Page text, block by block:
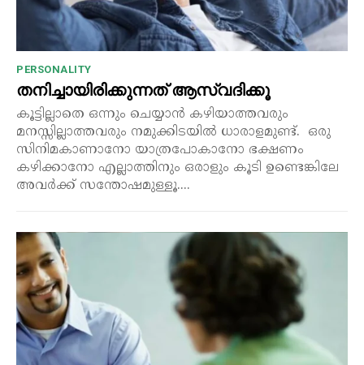
PERSONALITY
തനിച്ചായിരിക്കുന്നത് ആസ്വദിക്കൂ
കൂട്ടില്ലാതെ ഒന്നും ചെയ്യാൻ കഴിയാത്തവരും
മനസ്സില്ലാത്തവരും നമുക്കിടയിൽ ധാരാളമുണ്ട്. ഒരു
സിനിമകാണാനോ യാത്രപോകാനോ ഭക്ഷണം
കഴിക്കാനോ എല്ലാത്തിനും ഒരാളും കൂടി ഉണ്ടെങ്കിലേ
അവർക്ക് സന്തോഷമുള്ളൂ....